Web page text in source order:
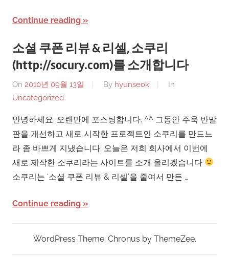
Continue reading
소셜 쿠폰 리뷰 & 리셀, 소쿠리
(http://socury.com)를 소개합니다
On 2010년 09월 13일 By hyunseok
In
Uncategorized
안녕하세요. 오랜만에 포스팅합니다. ^^ 그동안 주욱 반말
판을 개선하고 새로 시작한 프로젝트인 소쿠리를 만드느
라 좀 바쁘게 지냈습니다. 오늘은 저희 회사에서 이번에
새로 제작한 소쿠리라는 사이트를 소개 올리겠습니다
소쿠리는 ‘소셜 쿠폰 리뷰 & 리셀’을 줄여서 만든 …
Continue reading
WordPress Theme: Chronus by ThemeZee.